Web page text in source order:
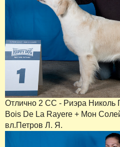
Отлично 2 СС - Риэра Николь
Bois De La Rayere + Мон
вл.Петров Л. Я.